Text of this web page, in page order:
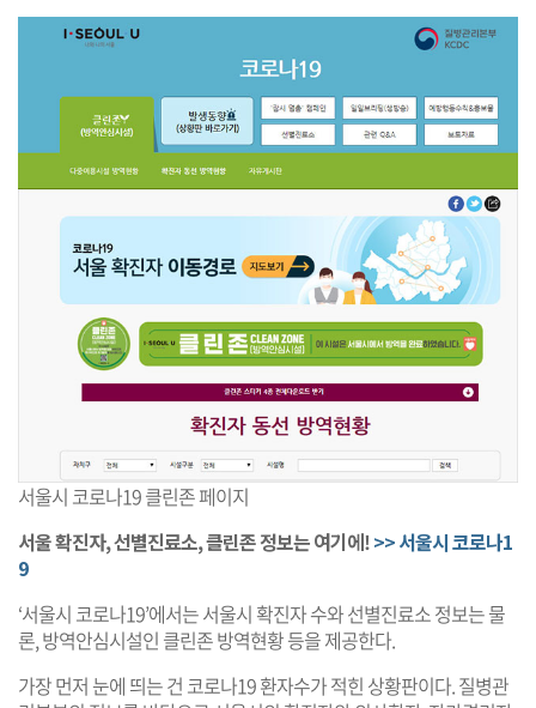
서울시 코로나19 클린존 페이지
서울 확진자, 선별진료소, 클린존 정보는 여기에!>> 서울시 코로나1
9
‘서울시 코로나19’에서는 서울시 확진자 수와 선별진료소 정보는 물
론, 방역안심시설인 클린존 방역현황 등을 제공한다.
가장 먼저 눈에 띄는 건 코로나19 환자수가 적힌 상황판이다. 질병관